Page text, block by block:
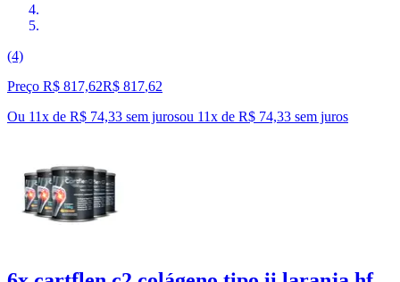
(4)
Preço R$ 817,62R$ 817,62
Ou 11x de R$ 74,33 sem jurosou 11x de R$ 74,33 sem juros